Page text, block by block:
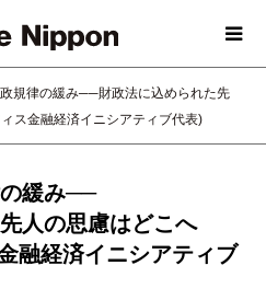
規律の緩み──財政法に込められた先
どこへ 山本 謙三 (オフィス金融経済イニシアティブ代表)
緩み──
人の思慮はどこへ